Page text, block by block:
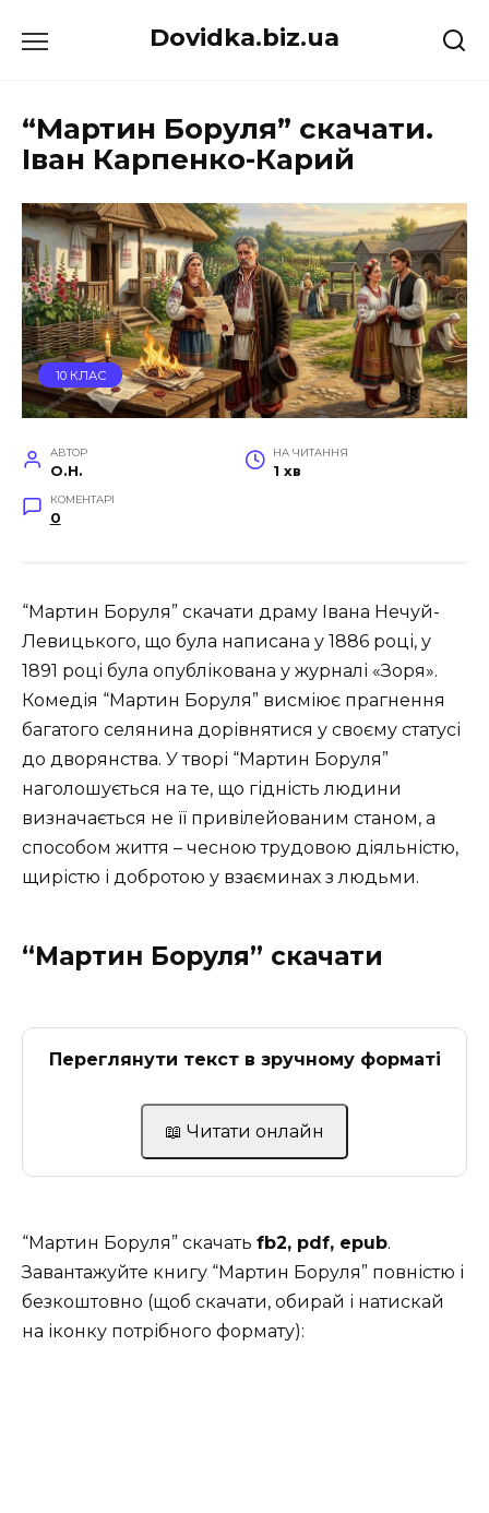
до
Dovidka.biz.ua
“Мартин Боруля” скачати.
Іван Карпенко-Карий
10 КЛАС
АВТОР
O.H.
НА ЧИТАННЯ
1 хв
КОМЕНТАРІ
0
“Мартин Боруля” скачати драму Івана Нечуй-
Левицького, що була написана у 1886 році, у
1891 році була опублікована у журналі «Зоря».
Комедія “Мартин Боруля” висміює прагнення
багатого селянина дорівнятися у своєму статусі
до дворянства. У творі “Мартин Боруля”
наголошується на те, що гідність людини
визначається не її привілейованим станом, а
способом життя – чесною трудовою діяльністю,
щирістю і добротою у взаєминах з людьми.
“Мартин Боруля” скачати
Переглянути текст в зручному форматі
📖 Читати онлайн
“Мартин Боруля” скачать fb2, pdf, epub.
Завантажуйте книгу “Мартин Боруля” повністю і
безкоштовно (щоб скачати, обирай і натискай
на іконку потрібного формату):